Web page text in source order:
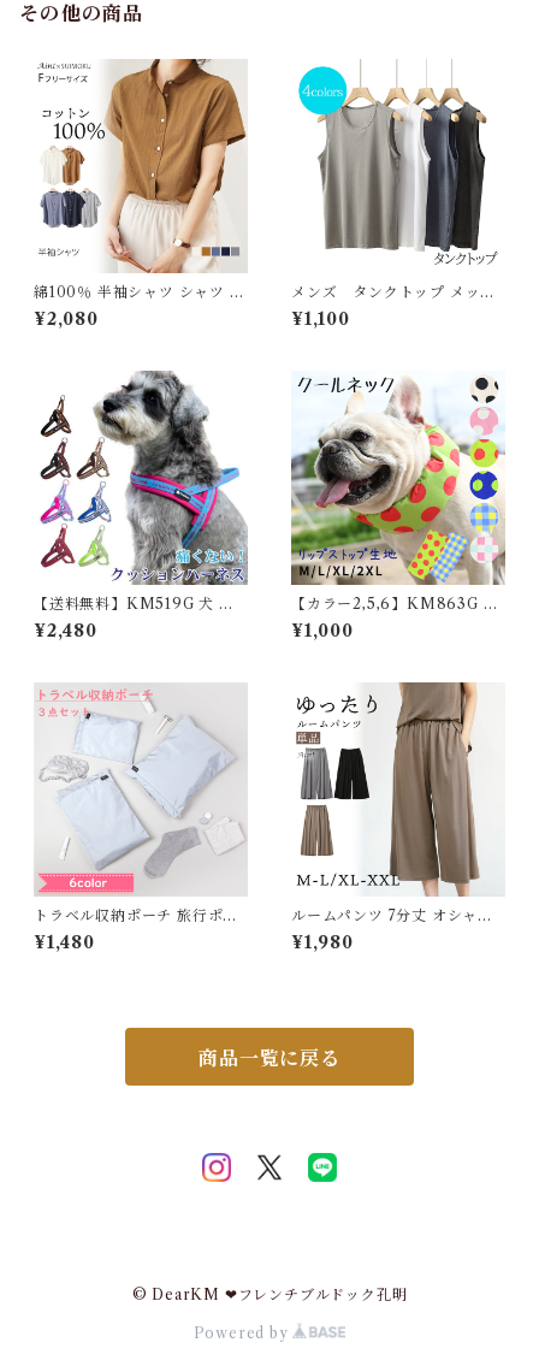
その他の商品
綿100％ 半袖シャツ シャツ ブ
ラウス シャツ 半袖 レディース
夏 無地 ホワイト コットン 綿
ャツブラウス ボタン フリーサ
イズ 5682623 スイモク【水
沐良品】
¥2,080
メンズ タンクトップ メッシ
ュ 通気性 無地 インナー パジ
ャマ 部屋着抗菌防臭 夏 紳士
188【水沐良品】
¥1,100
【送料無料】KM519G 犬 定
番クッション入りハーネス フ
レンチブルドッグ 超小型犬 小
¥2,480
【カラー2,5,6】KM863G 保
冷剤付き クールネック 犬 リッ
プストップナイロン生地 撥水
ード裏生地防水 アルミ フレン
チブルドック 4層構造使用 フ
レブル クールスヌード 水玉 熱
中症予防 小型犬 中型犬 大型犬
ITEM066
¥1,000
トラベル収納ポーチ 旅行ポー
チ 小分け収納 ランドリー収納
３点セット 3サイズ 旅行 バッ
ottadesing G106
¥1,480
ルームパンツ 7分丈 オシャレ
ゆったり ポケット付き 春 夏
無地 きれいめ カジュアル シン
軽い 5682164 スイモク【水
品】
¥1,980
商品一覧に戻る
© DearKM ❤︎フレンチブルドック孔明
Powered by